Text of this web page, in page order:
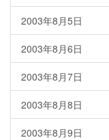
2003年8月5日
2003年8月6日
2003年8月7日
2003年8月8日
2003年8月9日